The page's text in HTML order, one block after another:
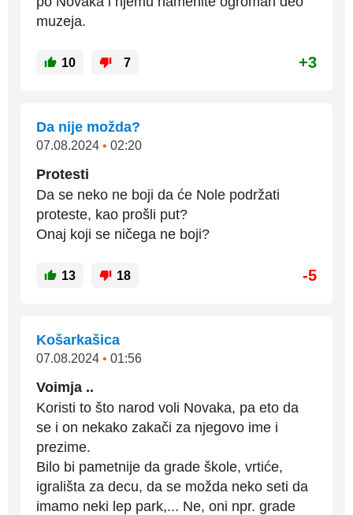
muzeja.
10 7 +3
Da nije možda?
07.08.2024 • 02:20
Protesti
Da se neko ne boji da će Nole podržati
proteste, kao prošli put?
Onaj koji se ničega ne boji?
13 18 -5
Košarkašica
07.08.2024 • 01:56
Voimja ..
Koristi to što narod voli Novaka, pa eto da
se i on nekako zakači za njegovo ime i
prezime.
Bilo bi pametnije da grade škole, vrtiće,
igrališta za decu, da se možda neko seti da
imamo neki lep park,... Ne, oni npr. grade